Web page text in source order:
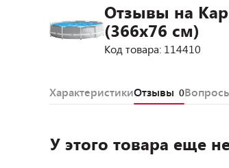
Отзывы на
(366х76 см)
Код товара: 114410
ХарактеристикиОтзывы 0
У этого товара еще